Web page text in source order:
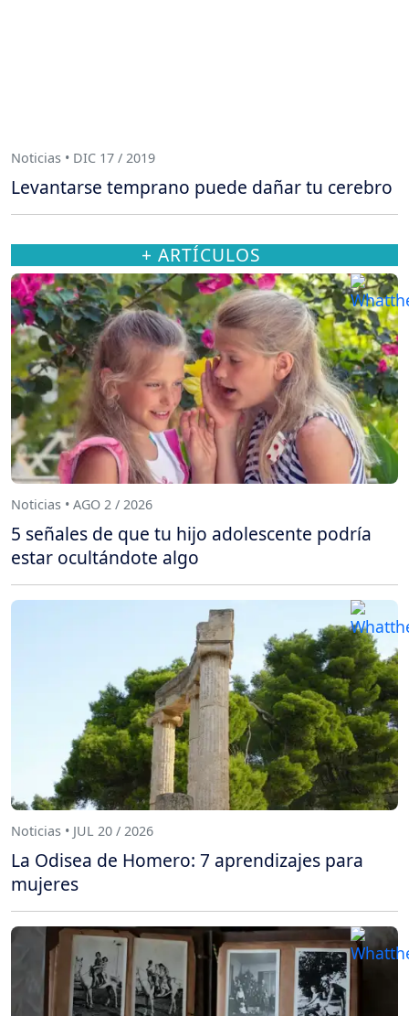
Noticias • DIC 17 / 2019
Levantarse temprano puede dañar tu cerebro
+ ARTÍCULOS
Noticias • AGO 2 / 2026
5 señales de que tu hijo adolescente podría
estar ocultándote algo
Noticias • JUL 20 / 2026
La Odisea de Homero: 7 aprendizajes para
mujeres